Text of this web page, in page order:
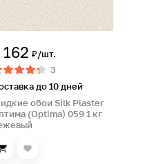
162 ₽/шт.
3
до 10 дней
обои Silk Plaster
(Optima) 059 1 кг